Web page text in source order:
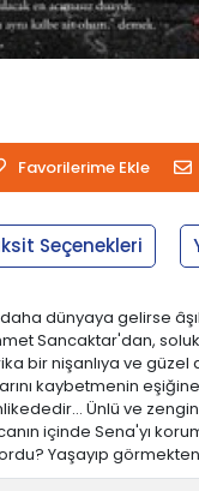
Favorilerime Ekle
Seçenekleri
dünyaya gelirse
Sancaktar'dan,
bir nişanlıya ve
kaybetmenin
Ünlü ve
içinde Sena'yı
Yaşayıp